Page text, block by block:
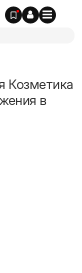
Козметика
в